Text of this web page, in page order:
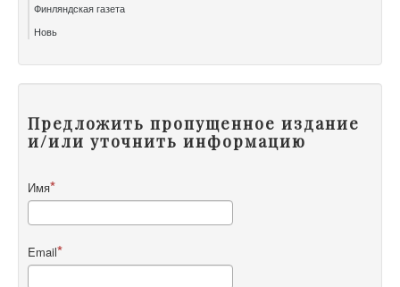
Финляндская газета
Новь
Предложить пропущенное издание
и/или уточнить информацию
Имя
Email